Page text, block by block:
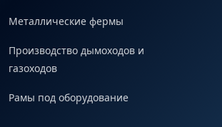
Металлические фермы
Производство дымоходов и
газоходов
Рамы под оборудование